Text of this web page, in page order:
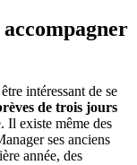
intéressant de se
de trois jours
Il existe même des
ses anciens
année, des